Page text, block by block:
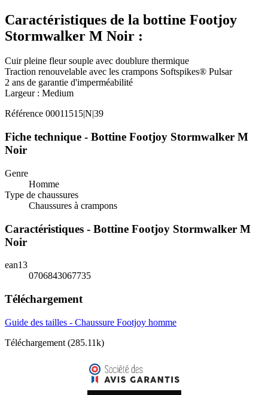
Caractéristiques de la bottine Footjoy
Stormwalker M Noir :
Cuir pleine fleur souple avec doublure thermique
Traction renouvelable avec les crampons Softspikes® Pulsar
2 ans de garantie d'imperméabilité
Largeur : Medium
Référence 00011515|N|39
Fiche technique - Bottine Footjoy Stormwalker M
Noir
Genre
Homme
Type de chaussures
Chaussures à crampons
Caractéristiques - Bottine Footjoy Stormwalker M
Noir
ean13
0706843067735
Téléchargement
Guide des tailles - Chaussure Footjoy homme
Téléchargement (285.11k)